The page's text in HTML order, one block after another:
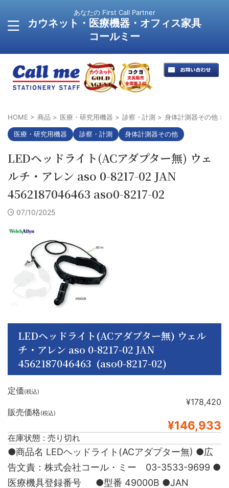
あなたの First Call Partner
カウネット・医療機器・オフィス家具
コールミー
HOME > 商品 > 医療・研究用機器 > 診察・計測 > 身体計測器その他 >
医療・研究用機器 診察・計測 身体計測器その他
LEDヘッドライト(ACアダプター無) ウェ
ルチ・アレン aso 0-8217-02 JAN
4562187046463 aso0-8217-02
07/10/2025
LEDヘッドライト(ACアダプター無) ウェル
チ・アレン aso 0-8217-02 JAN
4562187046463 (aso0-8217-02)
定価(税込)
¥178,420
販売価格(税込)
¥146,933
在庫状態 : 売り切れ
●商品名 LEDヘッドライト(ACアダプター無) ●広
告文責：株式会社コール・ミー 03-3533-9699 ●
医療機具登録番号 ●型番 49000B ●JAN